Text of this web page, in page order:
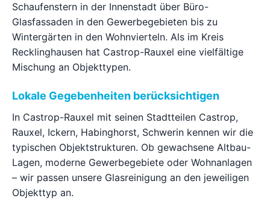
Schaufenstern in der Innenstadt über Büro-
Glasfassaden in den Gewerbegebieten bis zu
Wintergärten in den Wohnvierteln. Als im Kreis
Recklinghausen hat Castrop-Rauxel eine vielfältige
Mischung an Objekttypen.
Lokale Gegebenheiten berücksichtigen
In Castrop-Rauxel mit seinen Stadtteilen Castrop,
Rauxel, Ickern, Habinghorst, Schwerin kennen wir die
typischen Objektstrukturen. Ob gewachsene Altbau-
Lagen, moderne Gewerbegebiete oder Wohnanlagen
– wir passen unsere Glasreinigung an den jeweiligen
Objekttyp an.